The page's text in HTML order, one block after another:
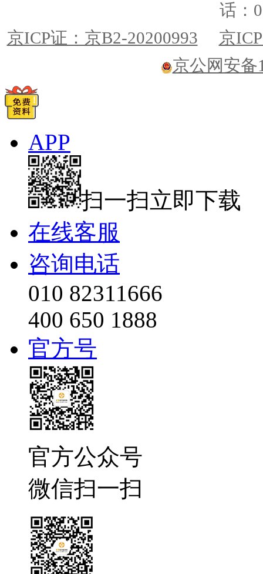
话：
京ICP证：京B2-20200993
京
京公网安备
APP
扫一扫立即下载
在线客服
咨询电话
010 82311666
400 650 1888
官方号
官方公众号
微信扫一扫